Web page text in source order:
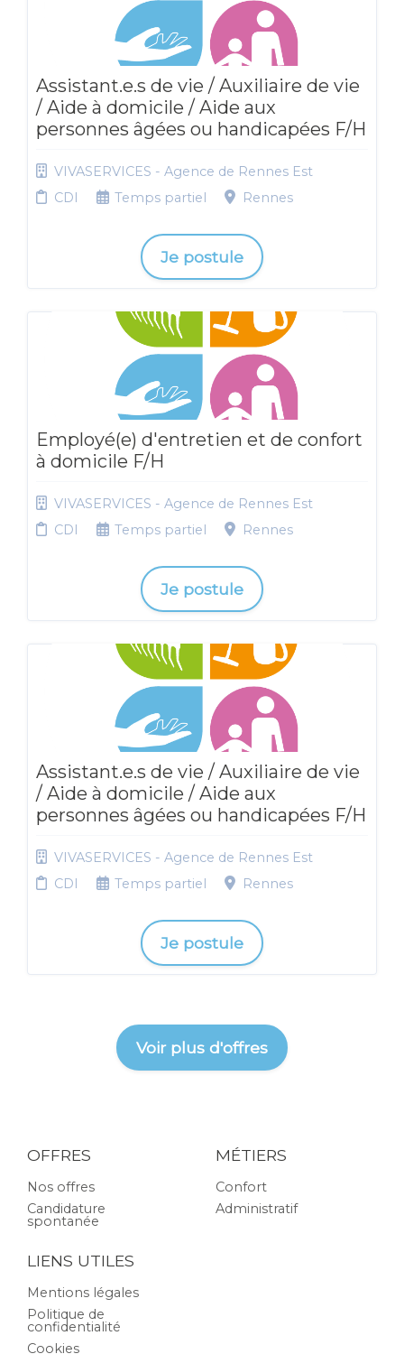
Assistant.e.s de vie / Auxiliaire de vie
/ Aide à domicile / Aide aux
personnes âgées ou handicapées F/H
VIVASERVICES - Agence de Rennes Est
CDI
Temps partiel Rennes
Je postule
Employé(e) d'entretien et de confort
à domicile F/H
VIVASERVICES - Agence de Rennes Est
CDI
Temps partiel Rennes
Je postule
Assistant.e.s de vie / Auxiliaire de vie
/ Aide à domicile / Aide aux
personnes âgées ou handicapées F/H
VIVASERVICES - Agence de Rennes Est
CDI
Temps partiel Rennes
Je postule
Voir plus d'offres
OFFRES
Nos offres
Candidature
spontanée
MÉTIERS
Confort
Administratif
LIENS UTILES
Mentions légales
Politique de
confidentialité
Cookies